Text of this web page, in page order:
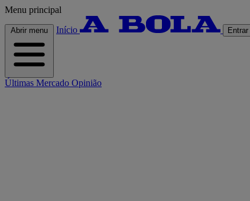
Menu principal
Abrir menu Início Entrar
Últimas Mercado Opinião